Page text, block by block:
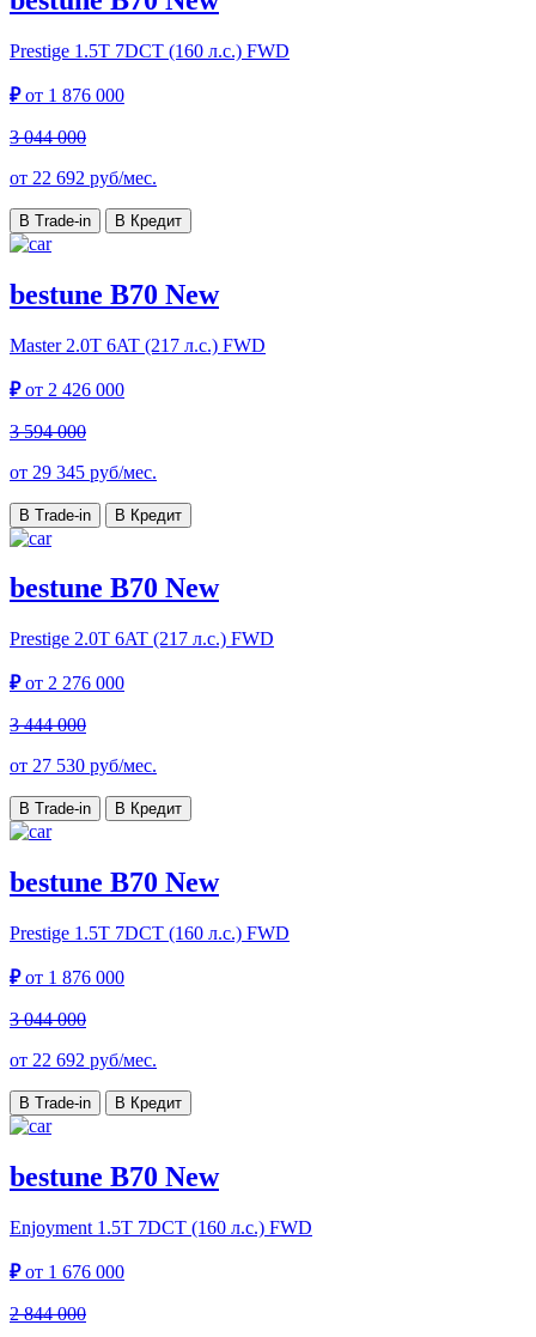
Prestige 1.5T 7DCT (160 л.с.) FWD
₽от 1 876 000
3 044 000
от 22 692 руб/мес.
В Trade-in В Кредит
bestune B70 New
Master 2.0T 6AT (217 л.с.) FWD
₽от 2 426 000
3 594 000
от 29 345 руб/мес.
В Trade-in В Кредит
bestune B70 New
Prestige 2.0T 6AT (217 л.с.) FWD
₽от 2 276 000
3 444 000
от 27 530 руб/мес.
В Trade-in В Кредит
bestune B70 New
Prestige 1.5T 7DCT (160 л.с.) FWD
₽от 1 876 000
3 044 000
от 22 692 руб/мес.
В Trade-in В Кредит
bestune B70 New
Enjoyment 1.5T 7DCT (160 л.с.) FWD
₽от 1 676 000
2 844 000